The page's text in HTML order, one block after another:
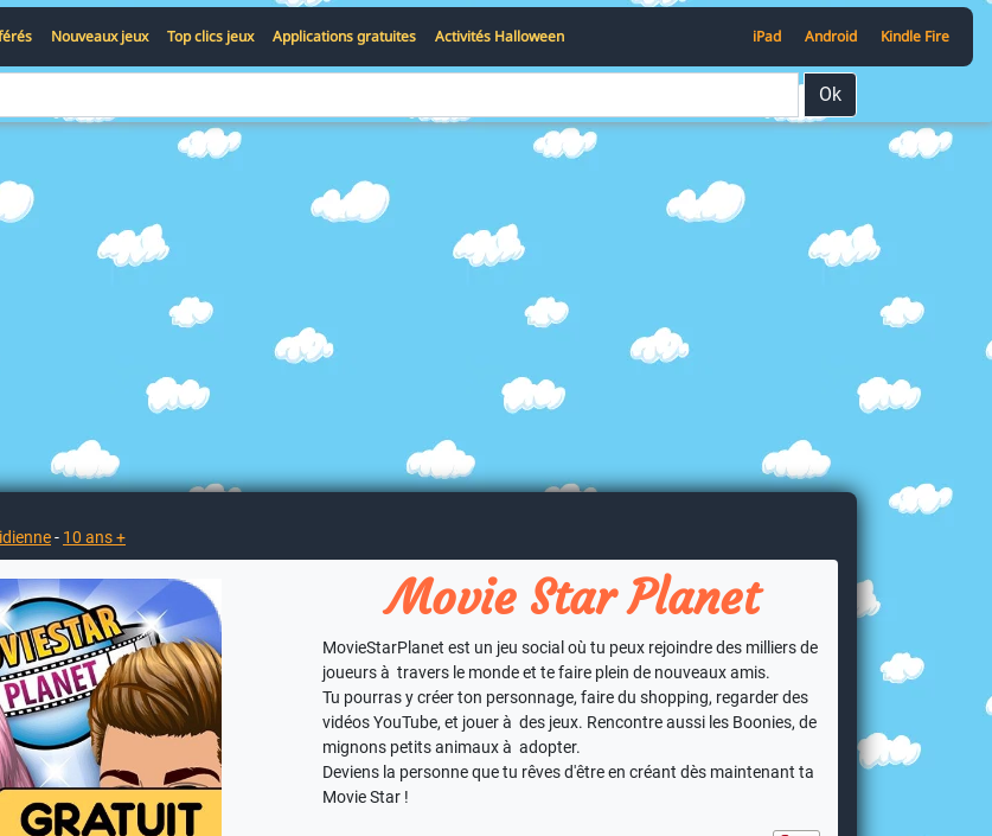
Nouveaux jeux Top clics jeux Applications gratuites Activités Halloween iPad Android Kindle Fire
Ok
- 10 ans +
Movie Star Planet
MovieStarPlanet est un jeu social où tu peux rejoindre des milliers de
joueurs à travers le monde et te faire plein de nouveaux amis.
Tu pourras y créer ton personnage, faire du shopping, regarder des
vidéos YouTube, et jouer à des jeux. Rencontre aussi les Boonies, de
mignons petits animaux à adopter.
Deviens la personne que tu rêves d'être en créant dès maintenant ta
Movie Star !